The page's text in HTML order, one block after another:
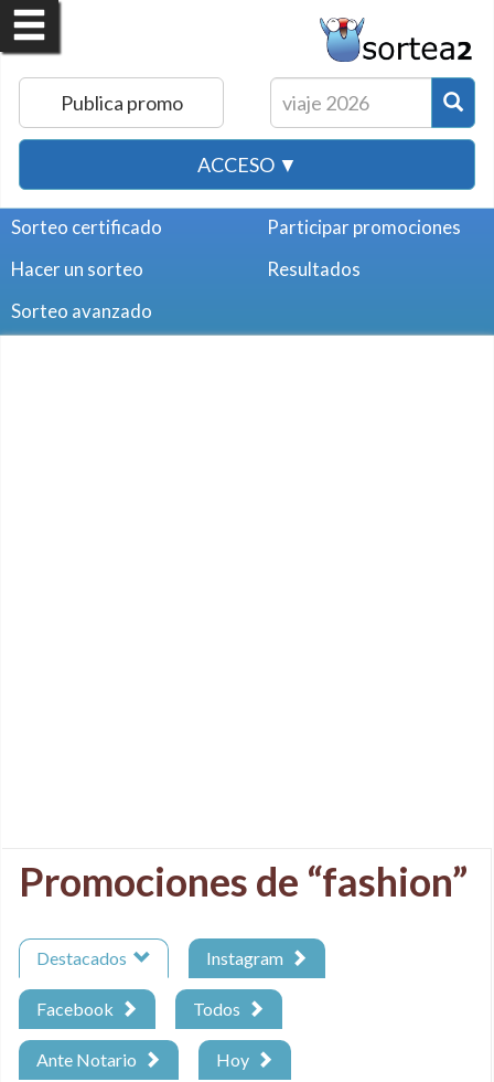
Publica promo
ACCESO ▼
Sorteo certificado
Hacer un sorteo
Sorteo avanzado
Participar promociones
Resultados
Promociones de “fashion”
Destacados Instagram
Facebook Todos
Ante Notario Hoy